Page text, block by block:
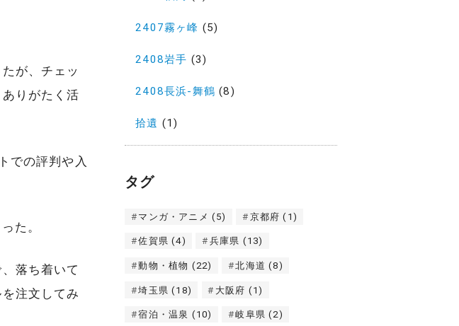
が、チェッ
りがたく活
での評判や入
た。
落ち着いて
注文してみ
2407霧ヶ峰 (5)
2408岩手 (3)
2408長浜-舞鶴 (8)
拾遺 (1)
タグ
マンガ・アニメ (5) 京都府 (1)
佐賀県 (4) 兵庫県 (13)
動物・植物 (22) 北海道 (8)
埼玉県 (18) 大阪府 (1)
宿泊・温泉 (10) 岐阜県 (2)